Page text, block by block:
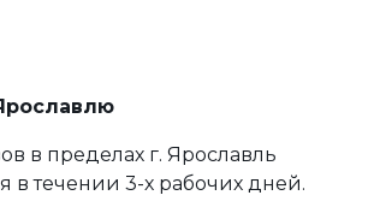
в пределах г. Ярославль
в течении 3-х рабочих дней.